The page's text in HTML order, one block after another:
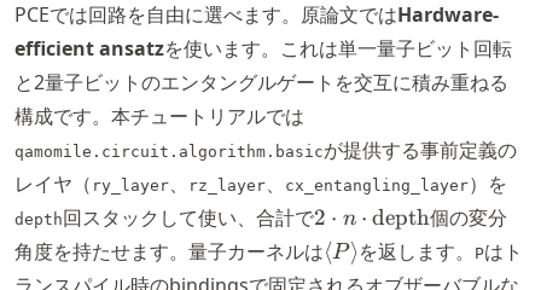
PCEでは回路を自由に選べます。原論文ではHardware-
efficient ansatzを使います。これは単一量子ビット回転
と2量子ビットのエンタングルゲートを交互に積み重ねる
構成です。本チュートリアルでは
qamomile.circuit.algorithm.basicが提供する事前定義の
レイヤ（ ry_layer、 rz_layer、 cx_entangling_layer）を
depth回スタックして使い、合計で2 \cdot n
\cdot
\text{depth}
2 ⋅ n ⋅ depth個の変分
角度を持たせます。量子カーネルは\langle
P
⟨P⟩を返します。 Pはト